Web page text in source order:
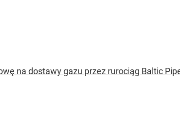
na dostawy gazu przez rurociąg Baltic